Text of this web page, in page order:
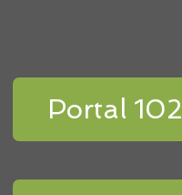
Portal 102